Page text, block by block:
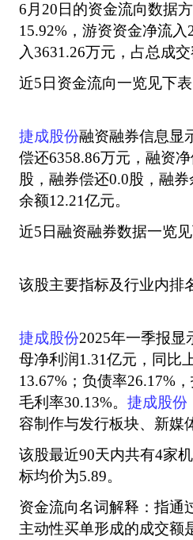
6月20日的资金流向数据
15.92%，游资资金净流
入3631.26万元，占总成交
近5日资金流向一览见下表
捷成股份融资融券信息显
偿还6358.86万元，融资
股，融券偿还0.0股，融
余额12.21亿元。
近5日融资融券数据一览见
该股主要指标及行业内排
捷成股份2025年一季报显
母净利润1.31亿元，同比
13.67%；负债率26.17%
毛利率30.13%。 捷成股份
容制作与发行板块、新媒
该股最近90天内共有4家
标均价为5.89。
资金流向名词解释：指通
主动性买单形成的成交额